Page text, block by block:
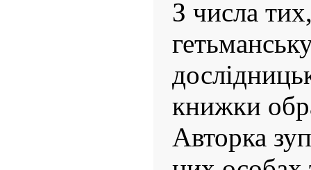
З числа
книжки
Авторка